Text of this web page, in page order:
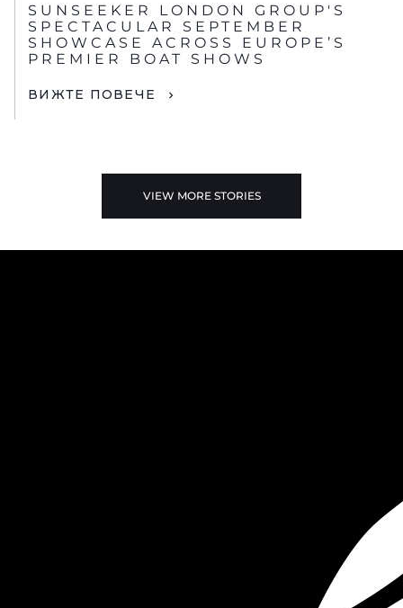
SUNSEEKER LONDON GROUP'S
SPECTACULAR SEPTEMBER
SHOWCASE ACROSS EUROPE’S
PREMIER BOAT SHOWS
ВИЖТЕ ПОВЕЧЕ
VIEW MORE STORIES